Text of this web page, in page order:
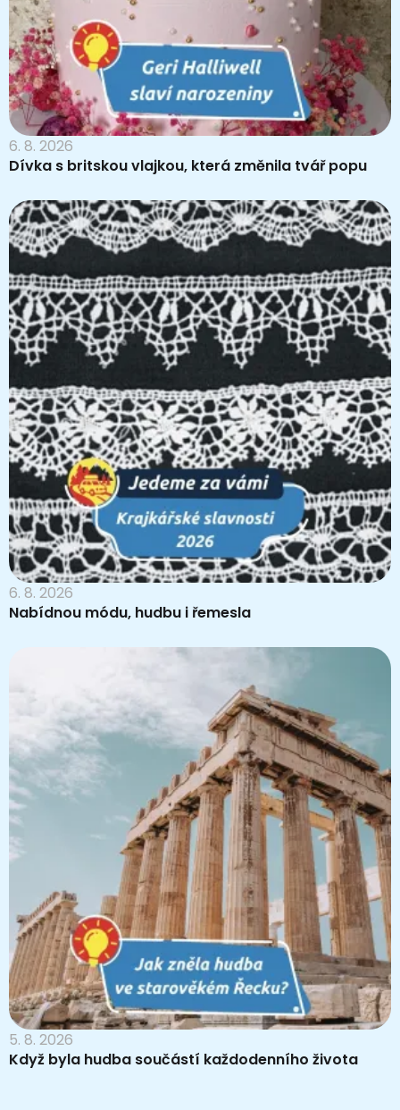
6. 8. 2026
Dívka s britskou vlajkou, která změnila tvář popu
6. 8. 2026
Nabídnou módu, hudbu i řemesla
5. 8. 2026
Když byla hudba součástí každodenního života